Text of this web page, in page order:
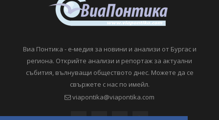
Виа Понтика - е-медия за новини и анализи от Бургас и
региона. Открийте анализи и репортаж за актуални
събития, вълнуващи обществото днес. Можете да се
свържете с нас по имейл.
viapontika@viapontika.com